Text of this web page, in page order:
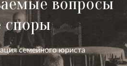
споры
семейного юриста